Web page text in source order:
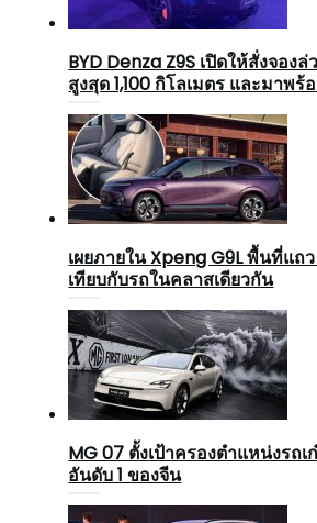
BYD Denza Z9S เปิดให้สั่งจอง
สูงสุด 1,100 กิโลเมตร และมาพร้
เผยภายใน Xpeng G9L พื้นที่แถ
เทียบกับรถในคลาสเดียวกัน
MG 07 ตั้งเป้าครองตำแหน่งรถ
อันดับ 1 ของจีน